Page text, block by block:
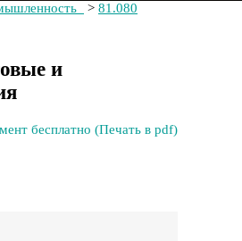
> 81.080
и
бесплатно (Печать в pdf)